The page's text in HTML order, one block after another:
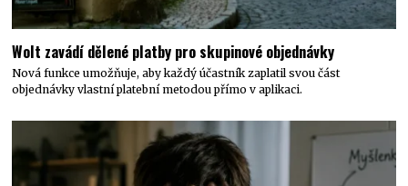
Wolt zavádí dělené platby pro skupinové objednávky
Nová funkce umožňuje, aby každý účastník zaplatil svou část
objednávky vlastní platební metodou přímo v aplikaci.